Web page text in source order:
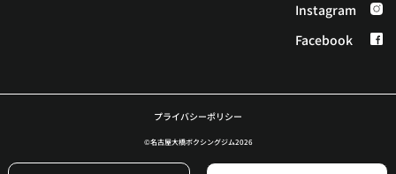
Instagram
Facebook
プライバシーポリシー
©︎名古屋大橋ボクシングジム2026